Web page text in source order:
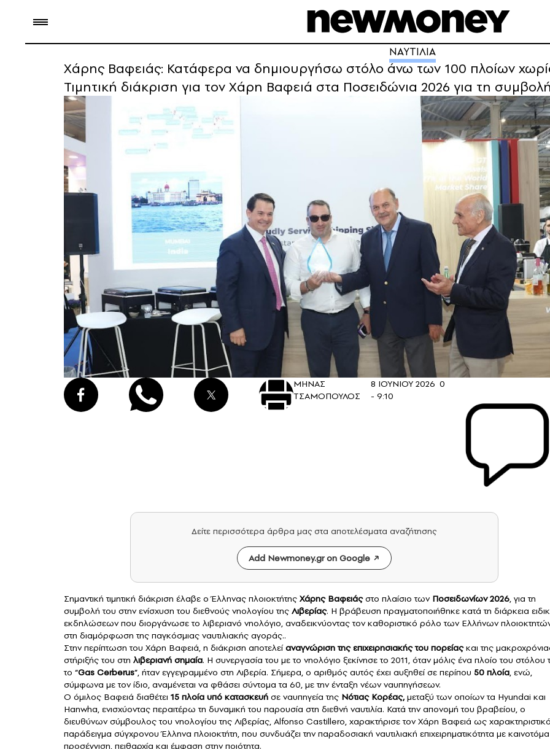
ΝΑΥΤΙΛΙΑ
Χάρης Βαφειάς: Κατάφερα να δημιουργήσω στόλο άνω των 100 πλοίων
Τιμητική διάκριση για τον Χάρη Βαφειά στα Ποσειδώνια 2026 για τη
ΜΗΝΑΣ
ΤΣΑΜΟΠΟΥΛΟΣ
8 ΙΟΥΝΙΟΥ 2026
- 9:10
0
Δείτε περισσότερα άρθρα μας στα αποτελέσματα αναζήτησης
Add Newmoney.gr on Google
Σημαντική τιμητική διάκριση έλαβε ο Έλληνας πλοιοκτήτης Χάρης Βαφειάςστο πλαίσιο τωνΠοσειδωνίων 2026, για τη
συμβολή του στην ενίσχυση του διεθνούς νηολογίου της Λιβερίας. Η βράβευση πραγματοποιήθηκε κατά τη διάρκεια
εκδηλώσεων που διοργάνωσε το λιβεριανό νηολόγιο, αναδεικνύοντας τον καθοριστικό ρόλο των Ελλήνων
στη διαμόρφωση της παγκόσμιας ναυτιλιακής αγοράς..
Στην περίπτωση του Χάρη Βαφειά, η διάκριση αποτελείαναγνώριση της επιχειρησιακής του πορείαςκαι της
στήριξής του στη λιβεριανή σημαία. Η συνεργασία του με το νηολόγιο ξεκίνησε το 2011, όταν μόλις ένα πλοίο του στόλου
το “Gas Cerberus”, ήταν εγγεγραμμένο στη Λιβερία. Σήμερα, ο αριθμός αυτός έχει αυξηθεί σε περίπου 50 πλοία, ενώ,
σύμφωνα με τον ίδιο, αναμένεται να φθάσει σύντομα τα 60, με την ένταξη νέων ναυπηγήσεων.
Ο όμιλος Βαφειά διαθέτει 15 πλοία υπό κατασκευή σε ναυπηγεία της Νότιας Κορέας,μεταξύ των οποίων τα Hyundai και
Hanwha, ενισχύοντας περαιτέρω τη δυναμική του παρουσία στη διεθνή ναυτιλία. Κατά την απονομή του βραβείου, ο
διευθύνων σύμβουλος του νηολογίου της Λιβερίας, Alfonso Castillero, χαρακτήρισε τον Χάρη Βαφειά ως
παράδειγμα σύγχρονου Έλληνα πλοιοκτήτη, που συνδυάζει την παραδοσιακή ναυτιλιακή επιχειρηματικότητα με καινοτόμα
προσέγγιση, πειθαρχία και έμφαση στην ποιότητα.